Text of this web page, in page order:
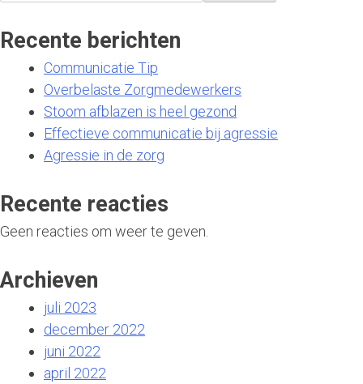
Recente berichten
Communicatie Tip
Overbelaste Zorgmedewerkers
Stoom afblazen is heel gezond
Effectieve communicatie bij agressie
Agressie in de zorg
Recente reacties
Geen reacties om weer te geven.
Archieven
juli 2023
december 2022
juni 2022
april 2022